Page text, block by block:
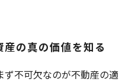
の真の価値を知る
不可欠なのが不動産の適